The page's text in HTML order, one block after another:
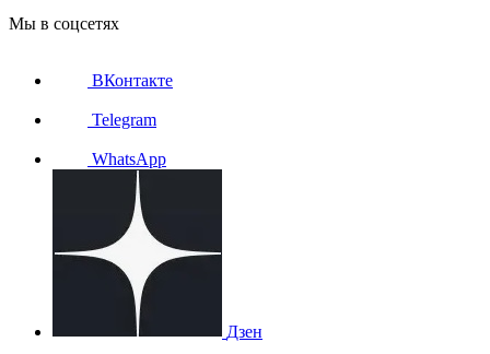
Мы в соцсетях
ВКонтакте
Telegram
WhatsApp
Дзен